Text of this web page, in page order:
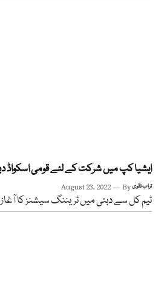
ایشیا کپ میں شرکت کے لئے قومی اسکواڈ
August 23, 2022 Byتراب نقوی
ٹیم کل سے دبئی میں ٹریننگ سیشنز کا